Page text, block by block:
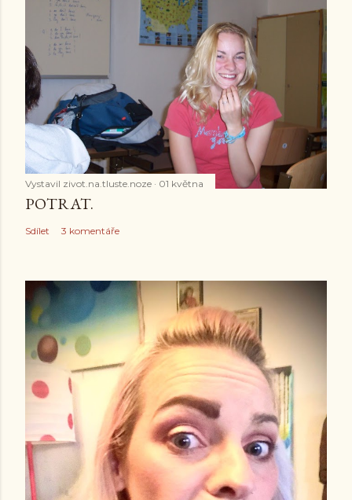
Vystavil zivot.na.tluste.noze 01 května
POTRAT.
Sdílet 3 komentáře